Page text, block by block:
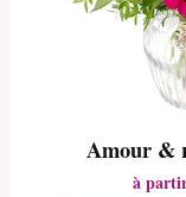
Amour &
à